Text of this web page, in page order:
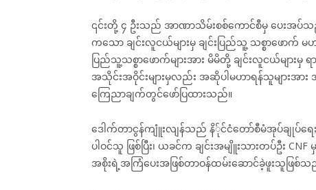
၎င်းတို့ ၄ ဦးသည် အာဏာသိမ်းစစ်ကောင်စီမှ ပေးအ
ကသော ချင်းလူငယ်များမှ ချင်းပြည်သူ့ သစ္စာဖော
ပြည်သူ့သစ္စာဖောက်များအား မိမိတို့ ချင်းလူငယ်မျာ
အသိုင်းအဝိုင်းများမှလည်း အဆိုပါမဟာရန်သူများအား
ကြေညာချက်တွင်ဖော်ပြထားသည်။
ဒေါက်တာငွန်ကျူံးလျန်သည် နိ်ုင်ငံတော်စီမံအုပ်ချုပ်ရေး
ပါဝင်သူ ဖြစ်ပြီး၊ ယခင်က ချင်းအမျိူးသားတပ်ဦး
အစိုးရဲ့အကြံပေးအဖြစ်တာဝန်ထမ်းဆောင်ခဲ့ဖူးသူဖြစ်သ